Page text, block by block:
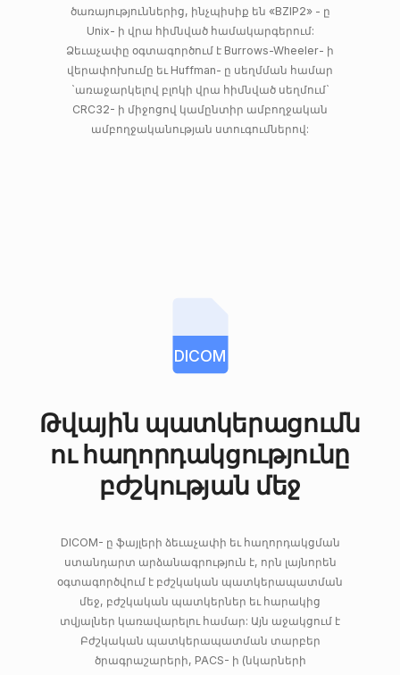
ծառայություններից, ինչպիսիք են «BZIP2» - ը
Unix- ի վրա հիմնված համակարգերում:
Ձեւաչափը օգտագործում է Burrows-Wheeler- ի
վերափոխումը եւ Huffman- ը սեղմման համար
`առաջարկելով բլոկի վրա հիմնված սեղմում`
CRC32- ի միջոցով կամընտիր ամբողջական
ամբողջականության ստուգումներով:
DICOM
Թվային պատկերացումն
ու հաղորդակցությունը
բժշկության մեջ
DICOM- ը ֆայլերի ձեւաչափի եւ հաղորդակցման
ստանդարտ արձանագրություն է, որն լայնորեն
օգտագործվում է բժշկական պատկերապատման
մեջ, բժշկական պատկերներ եւ հարակից
տվյալներ կառավարելու համար: Այն աջակցում է
Բժշկական պատկերապատման տարբեր
ծրագրաշարերի, PACS- ի (նկարների